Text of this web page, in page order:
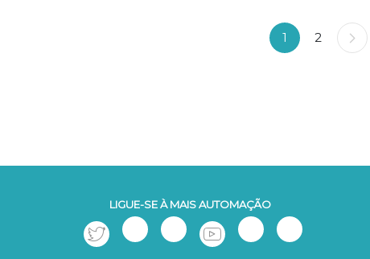
1 2
LIGUE-SE À MAIS AUTOMAÇÃO